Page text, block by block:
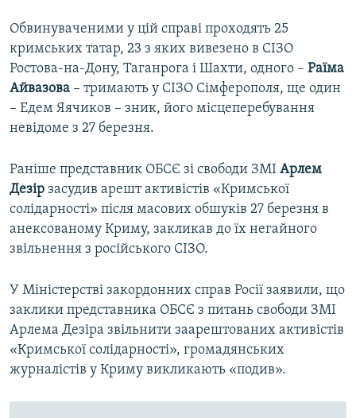
Обвинуваченими у цій справі проходять 25
кримських татар, 23 з яких вивезено в СІЗО
Ростова-на-Дону, Таганрога і Шахти, одного – Раїма
Айвазова – тримають у СІЗО Сімферополя, ще один
– Едем Яячиков – зник, його місцеперебування
невідоме з 27 березня.
Раніше представник ОБСЄ зі свободи ЗМІ Арлем
Дезір засудив арешт активістів «Кримської
солідарності» після масових обшуків 27 березня в
анексованому Криму, закликав до їх негайного
звільнення з російського СІЗО.
У Міністерстві закордонних справ Росії заявили, що
заклики представника ОБСЄ з питань свободи ЗМІ
Арлема Дезіра звільнити заарештованих активістів
«Кримської солідарності», громадянських
журналістів у Криму викликають «подив».